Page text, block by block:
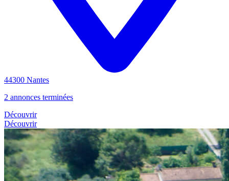
44300 Nantes
2 annonces terminées
Découvrir
Découvrir